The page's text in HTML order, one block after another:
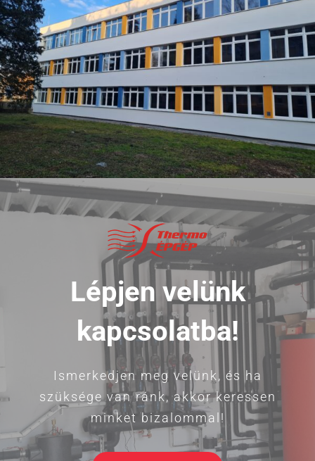
Lépjen velünk
kapcsolatba!
Ismerkedjen meg velünk, és ha
szüksége van ránk, akkor keressen
minket bizalommal!